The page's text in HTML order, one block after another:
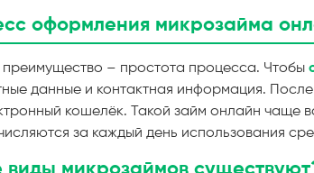
оформления микрозайма
преимущество – простота процесса. Чтобы
данные и контактная информация.
кошелёк. Такой займ онлайн чаще
за каждый день использования